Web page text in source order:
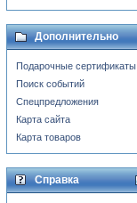
Дополнительно
Подарочные сертификаты
Поиск событий
Спецпредложения
Карта сайта
Карта товаров
Справка